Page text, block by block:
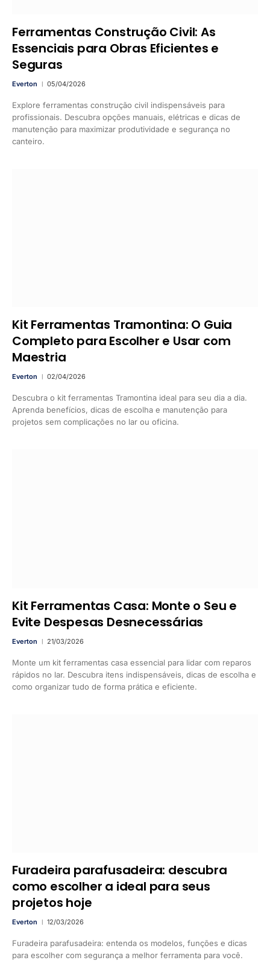
Ferramentas Construção Civil: As
Essenciais para Obras Eficientes e
Seguras
Everton 05/04/2026
Explore ferramentas construção civil indispensáveis para
profissionais. Descubra opções manuais, elétricas e dicas de
manutenção para maximizar produtividade e segurança no
canteiro.
Kit Ferramentas Tramontina: O Guia
Completo para Escolher e Usar com
Maestria
Everton 02/04/2026
Descubra o kit ferramentas Tramontina ideal para seu dia a dia.
Aprenda benefícios, dicas de escolha e manutenção para
projetos sem complicações no lar ou oficina.
Kit Ferramentas Casa: Monte o Seu e
Evite Despesas Desnecessárias
Everton 21/03/2026
Monte um kit ferramentas casa essencial para lidar com reparos
rápidos no lar. Descubra itens indispensáveis, dicas de escolha e
como organizar tudo de forma prática e eficiente.
Furadeira parafusadeira: descubra
como escolher a ideal para seus
projetos hoje
Everton 12/03/2026
Furadeira parafusadeira: entenda os modelos, funções e dicas
para escolher com segurança a melhor ferramenta para você.